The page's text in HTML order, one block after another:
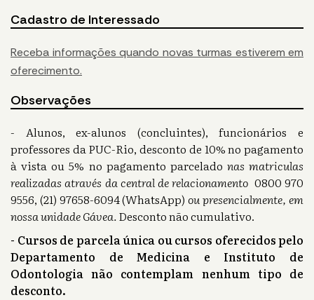
Cadastro de Interessado
Receba informações quando novas turmas estiverem em
oferecimento.
Observações
- Alunos, ex-alunos (concluintes), funcionários e
professores da PUC-Rio, desconto de 10% no pagamento
à vista ou 5% no pagamento parcelado nas matriculas
realizadas através da central de relacionamento 0800 970
9556, (21) 97658-6094 (WhatsApp)ou presencialmente, em
nossa unidade Gávea.Desconto não cumulativo.
- Cursos de parcela única ou cursos oferecidos pelo
Departamento de Medicina e Instituto de
Odontologia não contemplam nenhum tipo de
desconto.